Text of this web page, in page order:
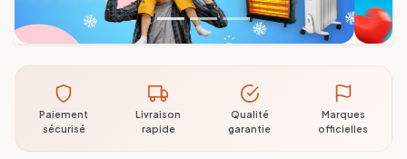
Paiement
sécurisé
Livraison
rapide
Qualité
garantie
Marques
officielles